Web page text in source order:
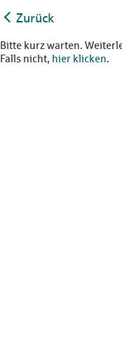
Zurück
Bitte kurz warten.
Falls nicht, hier klicken.